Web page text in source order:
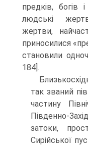
предків, богів
людські
жертви,
приносилися
становили
184].
так званий
частину
Південно-
затоки,
Сирійської